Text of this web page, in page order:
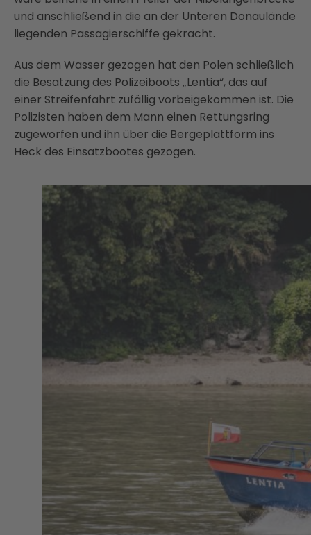
und anschließend in die an der Unteren Donaulände
liegenden Passagierschiffe gekracht.
Aus dem Wasser gezogen hat den Polen schließlich
die Besatzung des Polizeiboots „Lentia“, das auf
einer Streifenfahrt zufällig vorbeigekommen ist. Die
Polizisten haben dem Mann einen Rettungsring
zugeworfen und ihn über die Bergeplattform ins
Heck des Einsatzbootes gezogen.